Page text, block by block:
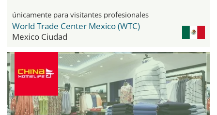
únicamente para visitantes profesionales
World Trade Center Mexico (WTC)
Mexico Ciudad